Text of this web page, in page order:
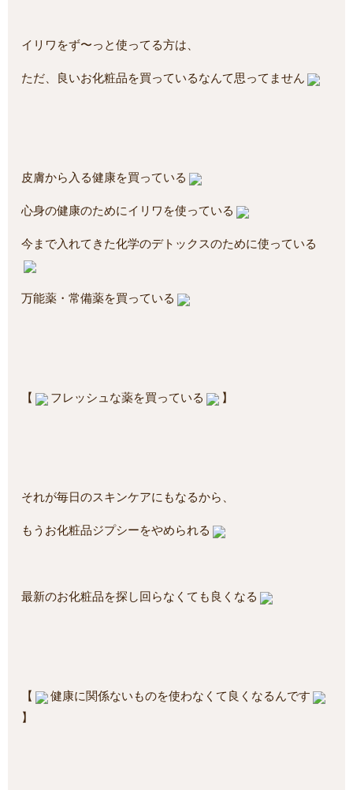
イリワをず〜っと使ってる方は、
ただ、良いお化粧品を買っているなんて思ってません
皮膚から入る健康を買っている
心身の健康のためにイリワを使っている
今まで入れてきた化学のデトックスのために使っている
万能薬・常備薬を買っている
【 フレッシュな薬を買っている 】
それが毎日のスキンケアにもなるから、
もうお化粧品ジプシーをやめられる
最新のお化粧品を探し回らなくても良くなる
【
健康に関係ないものを使わなくて良くなるんです
】